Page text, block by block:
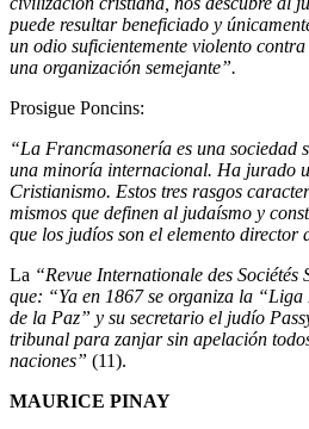
puede resultar beneficiado y
un odio suficientemente violento
una organización semejante”.
Prosigue Poncins:
“La Francmasonería es una sociedad
una minoría internacional. Ha jurado
Cristianismo. Estos tres rasgos
mismos que definen al judaísmo y
que los judíos son el elemento director
La “Revue Internationale des Sociétés
que: “Ya en 1867 se organiza la
de la Paz” y su secretario el judío
tribunal para zanjar sin apelación
naciones” (11).
MAURICE PINAY